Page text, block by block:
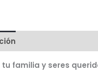
tu familia y seres